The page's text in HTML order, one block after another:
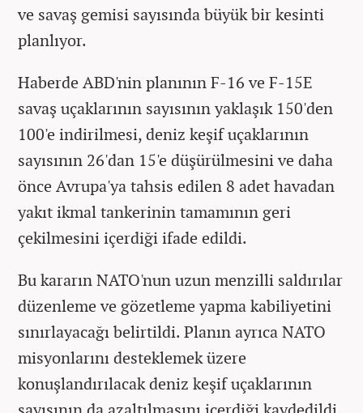
ve savaş gemisi sayısında büyük bir kesinti
planlıyor.
Haberde ABD'nin planının F-16 ve F-15E
savaş uçaklarının sayısının yaklaşık 150'den
100'e indirilmesi, deniz keşif uçaklarının
sayısının 26'dan 15'e düşürülmesini ve daha
önce Avrupa'ya tahsis edilen 8 adet havadan
yakıt ikmal tankerinin tamamının geri
çekilmesini içerdiği ifade edildi.
Bu kararın NATO'nun uzun menzilli saldırılar
düzenleme ve gözetleme yapma kabiliyetini
sınırlayacağı belirtildi. Planın ayrıca NATO
misyonlarını desteklemek üzere
konuşlandırılacak deniz keşif uçaklarının